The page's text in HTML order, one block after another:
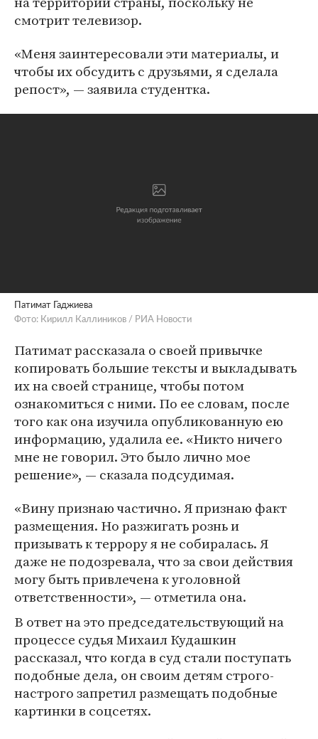
смотрит телевизор.
«Меня заинтересовали эти материалы, и
чтобы их обсудить с друзьями, я сделала
репост», — заявила студентка.
Патимат Гаджиева
Фото: Кирилл Каллиников / РИА Новости
Патимат рассказала о своей привычке
копировать большие тексты и выкладывать
их на своей странице, чтобы потом
ознакомиться с ними. По ее словам, после
того как она изучила опубликованную ею
информацию, удалила ее. «Никто ничего
мне не говорил. Это было лично мое
решение», — сказала подсудимая.
«Вину признаю частично. Я признаю факт
размещения. Но разжигать рознь и
призывать к террору я не собиралась. Я
даже не подозревала, что за свои действия
могу быть привлечена к уголовной
ответственности», — отметила она.
В ответ на это председательствующий на
процессе судья Михаил Кудашкин
рассказал, что когда в суд стали поступать
подобные дела, он своим детям строго-
настрого запретил размещать подобные
картинки в соцсетях.